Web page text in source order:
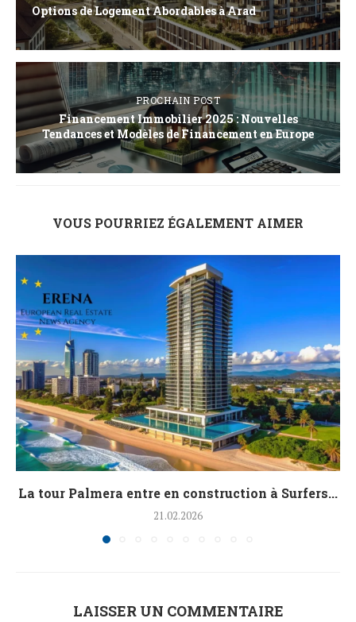
Options de Logement Abordables à Arad
PROCHAIN POST
Financement Immobilier 2025 : Nouvelles
Tendances et Modèles de Financement en Europe
VOUS POURRIEZ ÉGALEMENT AIMER
La tour Palmera entre en construction à Surfers...
21.02.2026
LAISSER UN COMMENTAIRE